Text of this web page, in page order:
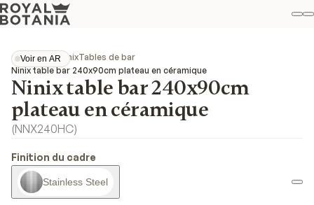
Voir en AR
Voir en AR
CollectionsNinixTables de bar
Ninix table bar 240x90cm plateau en céramique
Ninix table bar 240x90cm
plateau en céramique
(NNX240HC)
Finition du cadre
Stainless Steel